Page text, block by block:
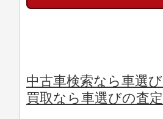
中古車検索なら車選
買取なら車選びの査